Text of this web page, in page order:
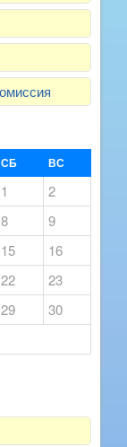
СБ ВС
1
2
8
9
15
16
22
23
29
30